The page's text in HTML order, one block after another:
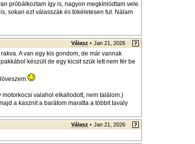
próbálkoztam így is, nagyon megkínlódtam vele.
sokan ezt válasszák és tökéletesen fut. Nálam
Válasz • Jan 21, 2026
A van egy kis gondom, de már vannak
készült de egy kicsit szük lett nem fér be
valahol elkallodott, nem találom.)
a kasznit a barátom maratta a többit tavaly
Válasz • Jan 21, 2026